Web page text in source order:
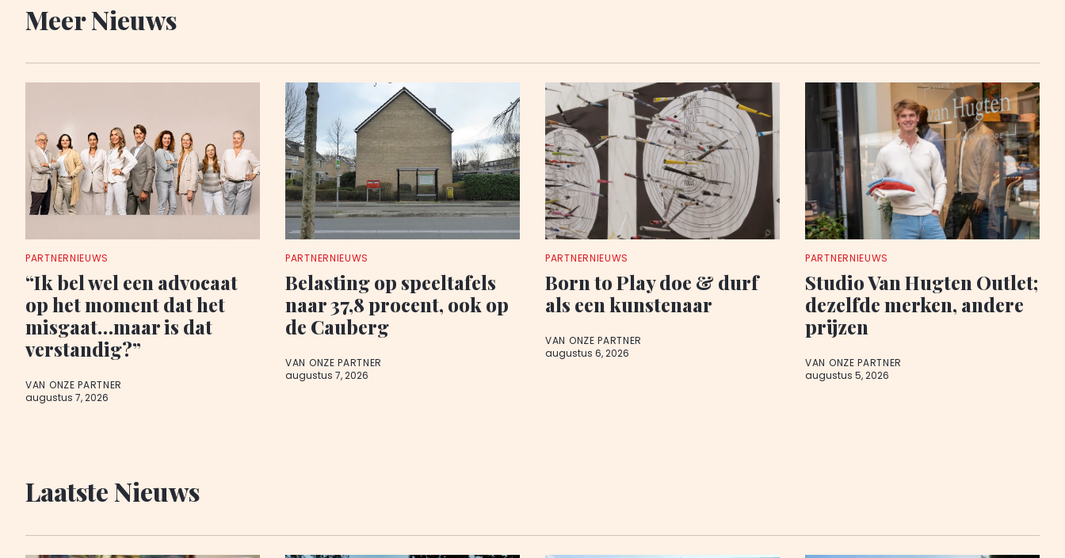
Meer Nieuws
PARTNERNIEUWS
“Ik bel wel een advocaat
op het moment dat het
misgaat…maar is dat
verstandig?”
VAN ONZE PARTNER
augustus 7, 2026
PARTNERNIEUWS
Belasting op speeltafels
naar 37,8 procent, ook op
de Cauberg
VAN ONZE PARTNER
augustus 7, 2026
PARTNERNIEUWS
Born to Play doe & durf
als een kunstenaar
VAN ONZE PARTNER
augustus 6, 2026
PARTNERNIEUWS
Studio Van Hugten Outlet;
dezelfde merken, andere
prijzen
VAN ONZE PARTNER
augustus 5, 2026
Laatste Nieuws